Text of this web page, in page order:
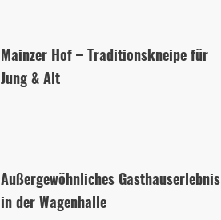
Mainzer Hof – Traditionskneipe für
Jung & Alt
Außergewöhnliches Gasthauserlebnis
in der Wagenhalle